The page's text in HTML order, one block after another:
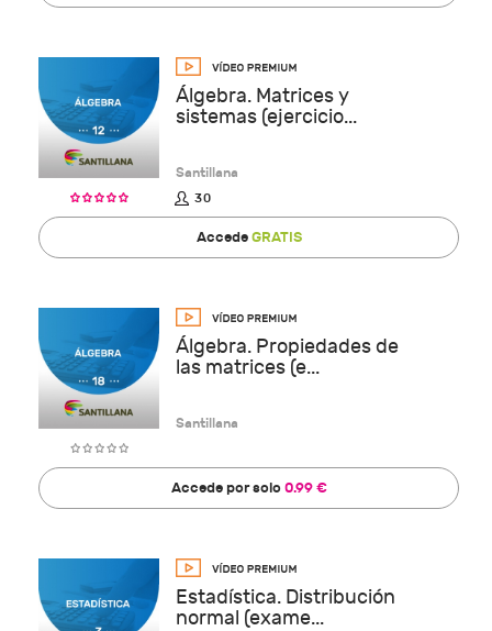
Álgebra. Matrices y
sistemas (ejercicio...
Santillana
30
AccedeGRATIS
Álgebra. Propiedades de
las matrices (e...
Santillana
Accede por solo0.99 €
Estadística. Distribución
normal (exame...